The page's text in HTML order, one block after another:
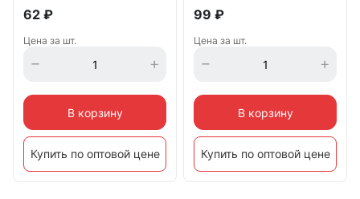
62 ₽
Цена за шт.
В корзину
Купить по оптовой цене
99 ₽
Цена за шт.
В корзину
Купить по оптовой цене